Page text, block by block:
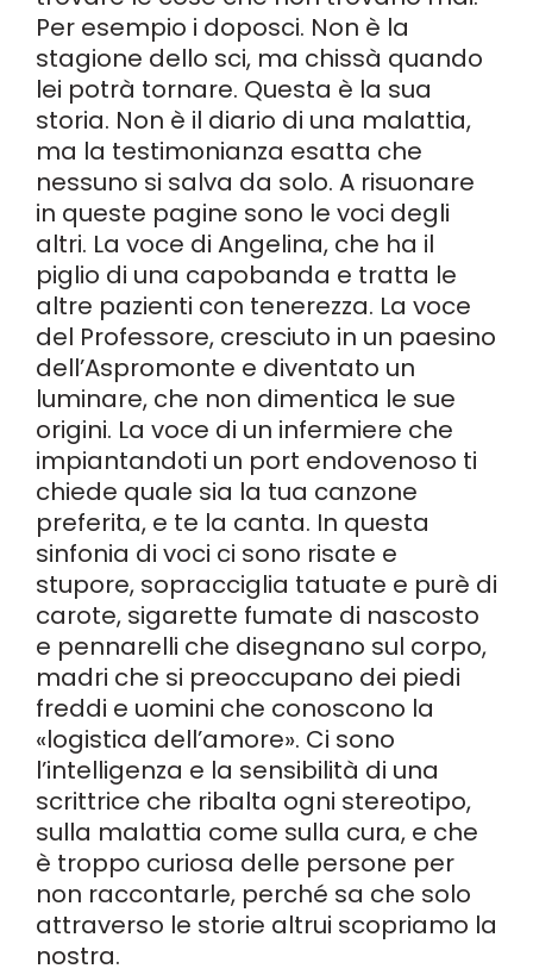
Per esempio i doposci. Non è la
stagione dello sci, ma chissà quando
lei potrà tornare. Questa è la sua
storia. Non è il diario di una malattia,
ma la testimonianza esatta che
nessuno si salva da solo. A risuonare
in queste pagine sono le voci degli
altri. La voce di Angelina, che ha il
piglio di una capobanda e tratta le
altre pazienti con tenerezza. La voce
del Professore, cresciuto in un paesino
dell’Aspromonte e diventato un
luminare, che non dimentica le sue
origini. La voce di un infermiere che
impiantandoti un port endovenoso ti
chiede quale sia la tua canzone
preferita, e te la canta. In questa
sinfonia di voci ci sono risate e
stupore, sopracciglia tatuate e purè di
carote, sigarette fumate di nascosto
e pennarelli che disegnano sul corpo,
madri che si preoccupano dei piedi
freddi e uomini che conoscono la
«logistica dell’amore». Ci sono
l’intelligenza e la sensibilità di una
scrittrice che ribalta ogni stereotipo,
sulla malattia come sulla cura, e che
è troppo curiosa delle persone per
non raccontarle, perché sa che solo
attraverso le storie altrui scopriamo la
nostra.